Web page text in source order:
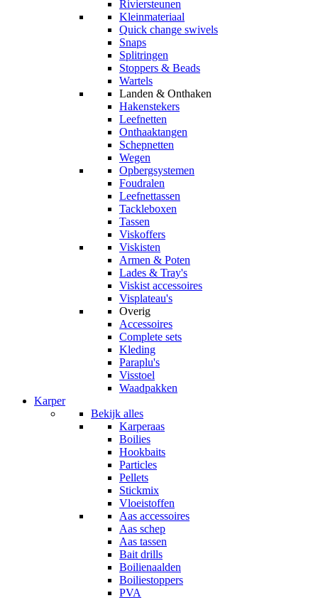
Riviersteunen
Kleinmateriaal
Quick change swivels
Snaps
Splitringen
Stoppers & Beads
Wartels
Landen & Onthaken
Hakenstekers
Leefnetten
Onthaaktangen
Schepnetten
Wegen
Opbergsystemen
Foudralen
Leefnettassen
Tackleboxen
Tassen
Viskoffers
Viskisten
Armen & Poten
Lades & Tray's
Viskist accessoires
Visplateau's
Overig
Accessoires
Complete sets
Kleding
Paraplu's
Visstoel
Waadpakken
Karper
Bekijk alles
Karperaas
Boilies
Hookbaits
Particles
Pellets
Stickmix
Vloeistoffen
Aas accessoires
Aas schep
Aas tassen
Bait drills
Boilienaalden
Boiliestoppers
PVA